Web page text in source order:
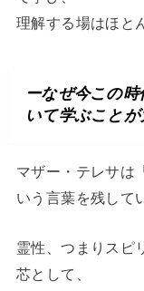
理解する場はほと
ーなぜ今この
いて学ぶこと
マザー・テレサは
いう言葉を残して
霊性、つまりスピ
芯として、